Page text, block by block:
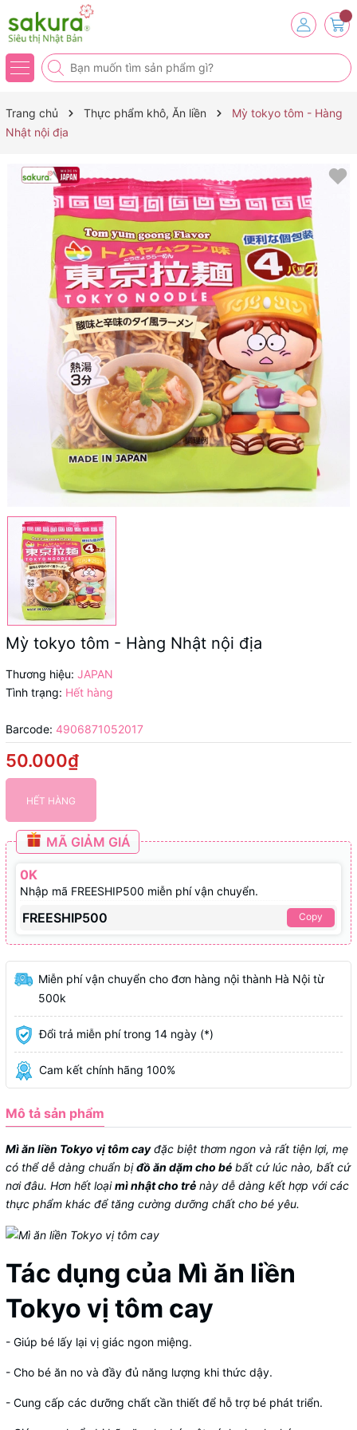
Trang chủ Thực phẩm khô, Ăn liền
Mỳ tokyo tôm - Hàng
Nhật nội địa
Mỳ tokyo tôm - Hàng Nhật nội địa
Thương hiệu: JAPAN
Tình trạng: Hết hàng
Barcode: 4906871052017
50.000₫
HẾT HÀNG
MÃ GIẢM GIÁ
0K
Nhập mã FREESHIP500 miễn phí vận chuyển.
FREESHIP500 Copy
Miễn phí vận chuyển cho đơn hàng nội thành Hà Nội từ
500k
Đổi trả miễn phí trong 14 ngày (*)
Cam kết chính hãng 100%
Mô tả sản phẩm
Mì ăn liền Tokyo vị tôm cayđặc biệt thơm ngon và rất tiện lợi, mẹ
có thể dễ dàng chuẩn bịđồ ăn dặm cho bé bất cứ lúc nào, bất cứ
nơi đâu. Hơn hết loạimì nhật cho trẻ này dễ dàng kết hợp với các
thực phẩm khác để tăng cường dưỡng chất cho bé yêu.
Tác dụng của Mì ăn liền
Tokyo vị tôm cay
- Giúp bé lấy lại vị giác ngon miệng.
- Cho bé ăn no và đầy đủ năng lượng khi thức dậy.
- Cung cấp các dưỡng chất cần thiết để hỗ trợ bé phát triển.